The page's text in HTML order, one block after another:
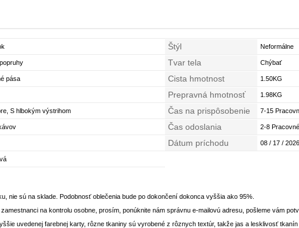
Štýl Neformálne
Tvar tela Chýbať
pása Cista hmotnost 1.50KG
Prepravná hmotnosť 1.98KG
S hlbokým výstrihom Čas na prispôsobenie 7-15
Čas odoslania 2-8 Pracovné
Dátum príchodu 08 / 17 /
nie sú na sklade. Podobnosť oblečenia bude po dokončení dokonca vyššia ako 95%.
na kontrolu osobne, prosím, ponúknite nám správnu e-mailovú adresu, pošleme vám
uvedenej farebnej karty, rôzne tkaniny sú vyrobené z rôznych textúr, takže jas a lesklivosť